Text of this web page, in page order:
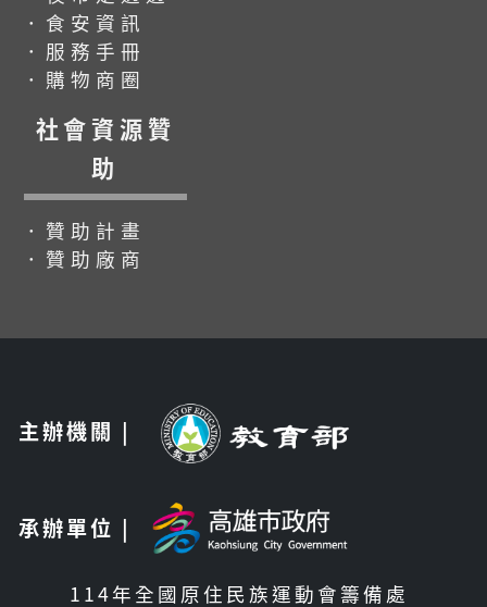
．食安資訊
．服務手冊
．購物商圈
社會資源贊
助
．贊助計畫
．贊助廠商
主辦機關 |
承辦單位 |
114年全國原住民族運動會籌備處